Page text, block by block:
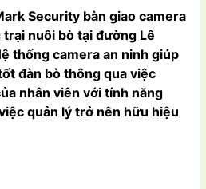
Security bàn giao camera
nuôi bò tại đường Lê
thống camera an ninh giúp
đàn bò thông qua việc
nhân viên với tính năng
quản lý trở nên hữu hiệu